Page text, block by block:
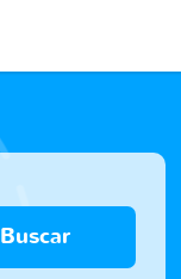
Buscar